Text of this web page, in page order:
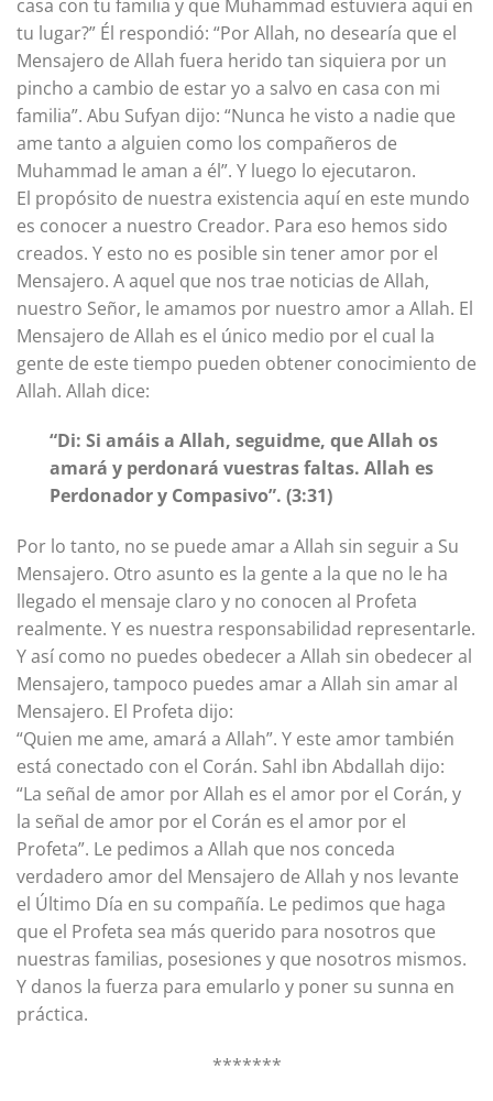
casa con tu familia y que Muhammad estuviera aquí en
tu lugar?” Él respondió: “Por Allah, no desearía que el
Mensajero de Allah fuera herido tan siquiera por un
pincho a cambio de estar yo a salvo en casa con mi
familia”. Abu Sufyan dijo: “Nunca he visto a nadie que
ame tanto a alguien como los compañeros de
Muhammad le aman a él”. Y luego lo ejecutaron.
El propósito de nuestra existencia aquí en este mundo
es conocer a nuestro Creador. Para eso hemos sido
creados. Y esto no es posible sin tener amor por el
Mensajero. A aquel que nos trae noticias de Allah,
nuestro Señor, le amamos por nuestro amor a Allah. El
Mensajero de Allah es el único medio por el cual la
gente de este tiempo pueden obtener conocimiento de
Allah. Allah dice:
“Di: Si amáis a Allah, seguidme, que Allah os
amará y perdonará vuestras faltas. Allah es
Perdonador y Compasivo”. (3:31)
Por lo tanto, no se puede amar a Allah sin seguir a Su
Mensajero. Otro asunto es la gente a la que no le ha
llegado el mensaje claro y no conocen al Profeta
realmente. Y es nuestra responsabilidad representarle.
Y así como no puedes obedecer a Allah sin obedecer al
Mensajero, tampoco puedes amar a Allah sin amar al
Mensajero. El Profeta dijo:
“Quien me ame, amará a Allah”. Y este amor también
está conectado con el Corán. Sahl ibn Abdallah dijo:
“La señal de amor por Allah es el amor por el Corán, y
la señal de amor por el Corán es el amor por el
Profeta”. Le pedimos a Allah que nos conceda
verdadero amor del Mensajero de Allah y nos levante
el Último Día en su compañía. Le pedimos que haga
que el Profeta sea más querido para nosotros que
nuestras familias, posesiones y que nosotros mismos.
Y danos la fuerza para emularlo y poner su sunna en
práctica.
*******